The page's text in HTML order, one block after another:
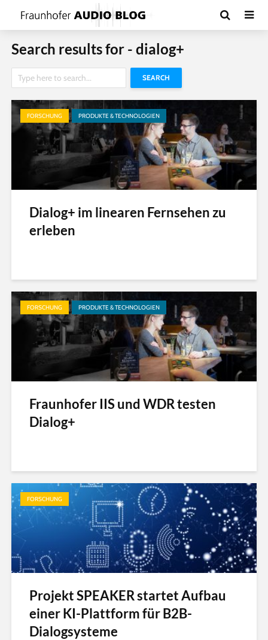
Search results for - dialog+
SEARCH
FORSCHUNG PRODUKTE & TECHNOLOGIEN
Dialog+ im linearen Fernsehen zu
erleben
FORSCHUNG PRODUKTE & TECHNOLOGIEN
Fraunhofer IIS und WDR testen
Dialog+
FORSCHUNG
Projekt SPEAKER startet Aufbau
einer KI-Plattform für B2B-
Dialogsysteme